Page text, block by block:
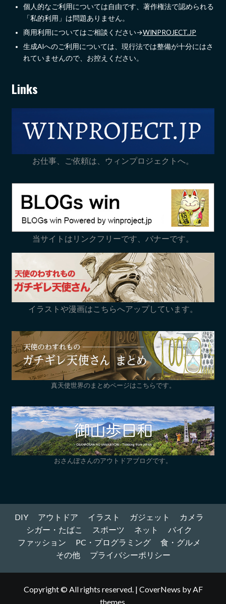
個人的なご利用については自由です、著作権法で認められる
「私的利用」は問題ありません。
商用利用についてはご相談ください→WINPROJECT.JP
生成AIへのご利用については、現行法では整備が十分にはさ
れていませんので、お控えください。
Links
お仕事、ご依頼は、ウィンプロジェクトへ。
当サイトはリンクフリーです、バナーです。
イラストや漫画はこちらへアップしています。
真天使世界のまとめページはこちらです。
おさんぽさんのアウトドアブログです。
DIY アウトドア イラスト ガジェット
カメラ
シガー・たばこ
スポーツ ネット
バイク
ファッション
PC・プログラミング
食・グルメ
その他
プライバシーポリシー
Copyright © All rights reserved. | CoverNews by AF
themes.